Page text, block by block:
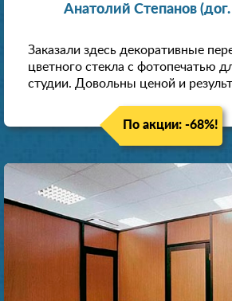
Анатолий Степанов
Заказали здесь декоративные
цветного стекла с фотопечатью
студии. Довольны ценой и
По акции: -68%!